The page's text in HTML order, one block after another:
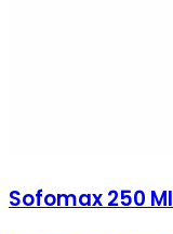
Sofomax 250 Ml